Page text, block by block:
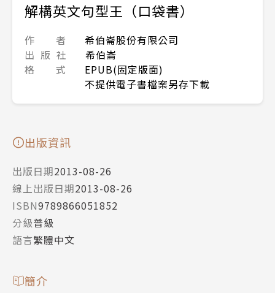
解構英文句型王（口袋書）
作 者
希伯崙股份有限公司
出 版 社
希伯崙
格 式
EPUB(固定版面)
不提供電子書檔案另存下載
出版資訊
出版日期2013-08-26
線上出版日期2013-08-26
ISBN9789866051852
分級普級
語言繁體中文
簡介